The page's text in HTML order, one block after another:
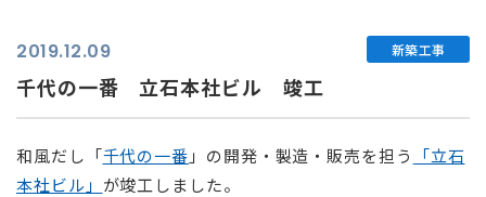
2019.12.09 新築工事
千代の一番 立石本社ビル 竣工
和風だし「千代の一番 」の開発・製造・販売を担う
「立石
本社ビル」 が竣工しました。